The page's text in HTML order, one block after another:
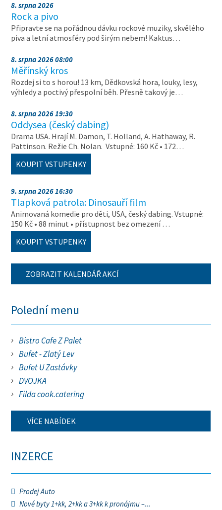
8. srpna 2026
Rock a pivo
Připravte se na pořádnou dávku rockové muziky, skvělého
piva a letní atmosféry pod širým nebem! Kaktus…
8. srpna 2026 08:00
Měřínský kros
Rozdej si to s horou! 13 km, Dědkovská hora, louky, lesy,
výhledy a poctivý přespolní běh. Přesně takový je…
8. srpna 2026 19:30
Oddysea (český dabing)
Drama USA. Hrají M. Damon, T. Holland, A. Hathaway, R.
Pattinson. Režie Ch. Nolan. Vstupné: 160 Kč • 172…
KOUPIT VSTUPENKY
9. srpna 2026 16:30
Tlapková patrola: Dinosauří film
Animovaná komedie pro děti, USA, český dabing. Vstupné:
150 Kč • 88 minut • přístupnost bez omezení …
KOUPIT VSTUPENKY
ZOBRAZIT KALENDÁŘ AKCÍ
Polední menu
Bistro Cafe Z Palet
Bufet - Zlatý Lev
Bufet U Zastávky
DVOJKA
Filda cook.catering
VÍCE NABÍDEK
INZERCE
Prodej Auto
Nové byty 1+kk, 2+kk a 3+kk k pronájmu –...